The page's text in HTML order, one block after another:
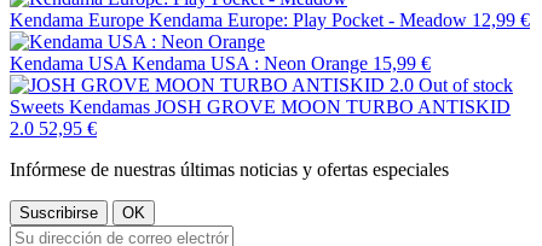
Kendama Europe Kendama Europe: Play Pocket - Meadow 12,99 €
Kendama USA Kendama USA : Neon Orange 15,99 €
Out of stock
Sweets Kendamas JOSH GROVE MOON TURBO ANTISKID
2.0 52,95 €
Infórmese de nuestras últimas noticias y ofertas especiales